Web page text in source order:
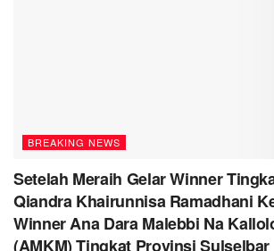
BREAKING NEWS
Setelah Meraih Gelar Winner
Qiandra Khairunnisa Ramadhani
Winner Ana Dara Malebbi Na
(AMKM) Tingkat Provinsi Sulselbar